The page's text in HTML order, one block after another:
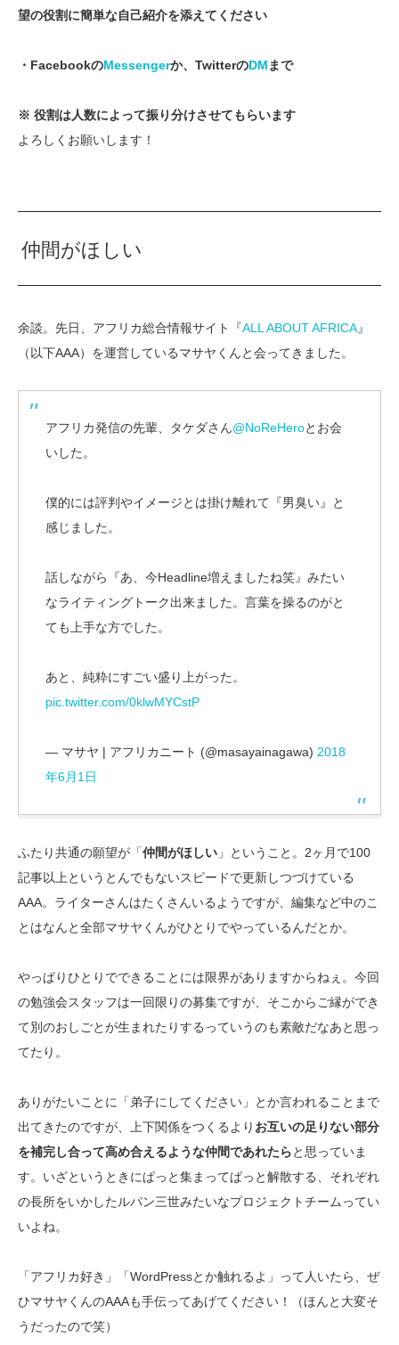
望の役割に簡単な自己紹介を添えてください
・FacebookのMessengerか、TwitterのDMまで
※ 役割は人数によって振り分けさせてもらいます
よろしくお願いします！
仲間がほしい
余談。先日、アフリカ総合情報サイト『ALL ABOUT AFRICA』
（以下AAA）を運営しているマサヤくんと会ってきました。
アフリカ発信の先輩、タケダさん@NoReHeroとお会
いした。
僕的には評判やイメージとは掛け離れて『男臭い』と
感じました。
話しながら『あ、今Headline増えましたね笑』みたい
なライティングトーク出来ました。言葉を操るのがと
ても上手な方でした。
あと、純粋にすごい盛り上がった。
pic.twitter.com/0klwMYCstP
— マサヤ | アフリカニート (@masayainagawa) 2018
年6月1日
ふたり共通の願望が「仲間がほしい 」ということ。2ヶ月で100
記事以上というとんでもないスピードで更新しつづけている
AAA。ライターさんはたくさんいるようですが、編集など中のこ
とはなんと全部マサヤくんがひとりでやっているんだとか。
やっぱりひとりでできることには限界がありますからねぇ。今回
の勉強会スタッフは一回限りの募集ですが、そこからご縁ができ
て別のおしごとが生まれたりするっていうのも素敵だなあと思っ
てたり。
ありがたいことに「弟子にしてください」とか言われることまで
出てきたのですが、上下関係をつくるより お互いの足りない部分
を補完し合って高め合えるような仲間であれたらと思っていま
す。いざというときにぱっと集まってぱっと解散する、それぞれ
の長所をいかしたルパン三世みたいなプロジェクトチームってい
いよね。
「アフリカ好き」「WordPressとか触れるよ」って人いたら、ぜ
ひマサヤくんのAAAも手伝ってあげてください！（ほんと大変そ
うだったので笑）